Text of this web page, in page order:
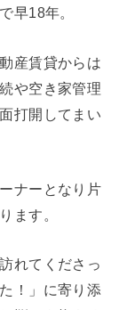
早18年。
産賃貸からは
や空き家管理
打開してまい
ナーとなり片
ます。
れてくださっ
！」に寄り添